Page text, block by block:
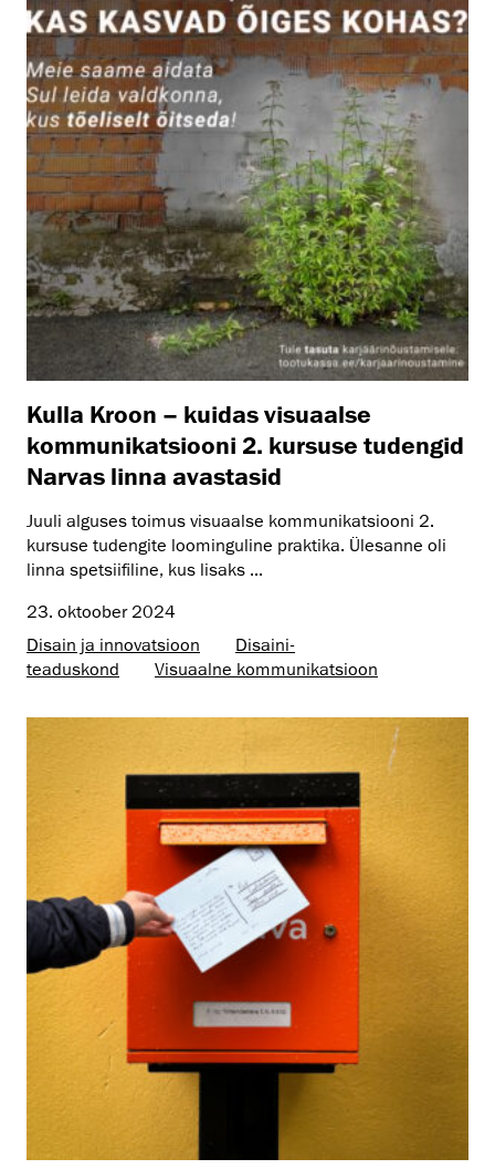
Kulla Kroon – kuidas visuaalse
kommunikatsiooni 2. kursuse tudengid
Narvas linna avastasid
Juuli alguses toimus visuaalse kommunikatsiooni 2.
kursuse tudengite loominguline praktika. Ülesanne oli
linna spetsiifiline, kus lisaks ...
23. oktoober 2024
Disain ja innovatsioon
Disaini­­
teaduskond
Visuaalne kommunikatsioon